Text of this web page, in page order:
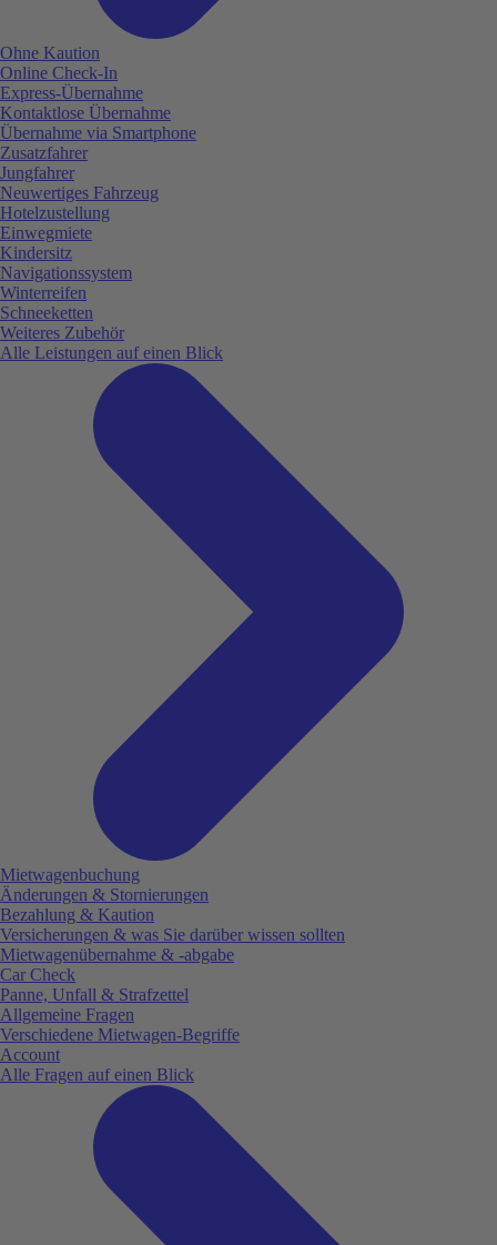
Ohne Kaution
Online Check-In
Express-Übernahme
Kontaktlose Übernahme
Übernahme via Smartphone
Zusatzfahrer
Jungfahrer
Neuwertiges Fahrzeug
Hotelzustellung
Einwegmiete
Kindersitz
Navigationssystem
Winterreifen
Schneeketten
Weiteres Zubehör
Alle Leistungen auf einen Blick
Mietwagenbuchung
Änderungen & Stornierungen
Bezahlung & Kaution
Versicherungen & was Sie darüber wissen sollten
Mietwagenübernahme & -abgabe
Car Check
Panne, Unfall & Strafzettel
Allgemeine Fragen
Verschiedene Mietwagen-Begriffe
Account
Alle Fragen auf einen Blick